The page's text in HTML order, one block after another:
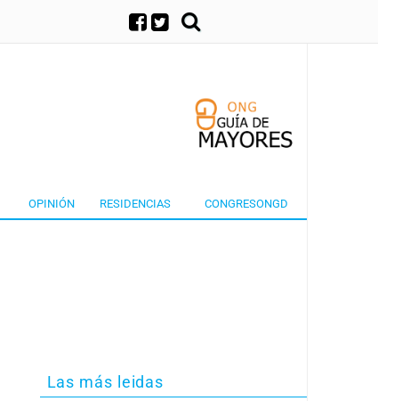
OPINIÓN RESIDENCIAS CONGRESONGD
Las más leidas